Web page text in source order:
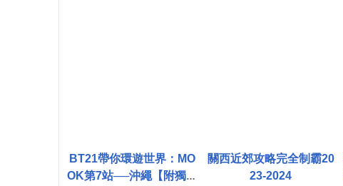
BT21帶你環遊世界：MO
OK第7站──沖繩【附獨家
關西近郊攻略完全制霸20
23-2024